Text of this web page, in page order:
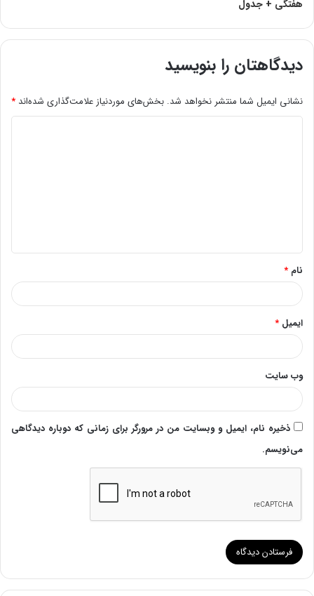
هفتگی + جدول
دیدگاهتان را بنویسید
نشانی ایمیل شما منتشر نخواهد شد. بخش‌های موردنیاز علامت‌گذاری شده‌اند *
*
نام *
ایمیل *
وب‌ سایت
ذخیره نام، ایمیل و وبسایت من در مرورگر برای زمانی که دوباره دیدگاهی
می‌نویسم.